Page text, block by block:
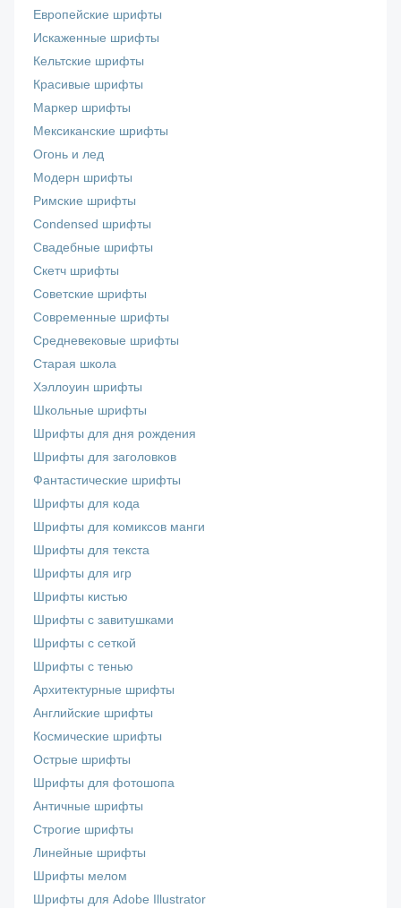
Европейские шрифты
Искаженные шрифты
Кельтские шрифты
Красивые шрифты
Маркер шрифты
Мексиканские шрифты
Огонь и лед
Модерн шрифты
Римские шрифты
Сondensed шрифты
Свадебные шрифты
Скетч шрифты
Советские шрифты
Современные шрифты
Средневековые шрифты
Старая школа
Хэллоуин шрифты
Школьные шрифты
Шрифты для дня рождения
Шрифты для заголовков
Фантастические шрифты
Шрифты для кода
Шрифты для комиксов манги
Шрифты для текста
Шрифты для игр
Шрифты кистью
Шрифты с завитушками
Шрифты с сеткой
Шрифты с тенью
Архитектурные шрифты
Английские шрифты
Космические шрифты
Острые шрифты
Шрифты для фотошопа
Античные шрифты
Строгие шрифты
Линейные шрифты
Шрифты мелом
Шрифты для Adobe Illustrator